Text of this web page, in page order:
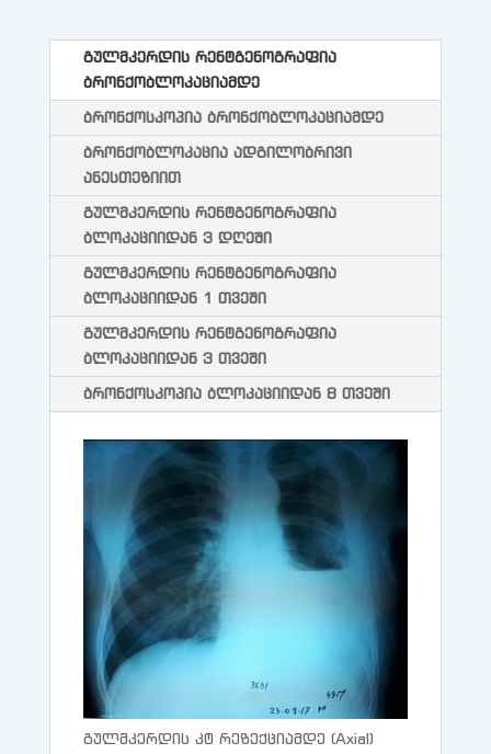
გულმკერდის რენტგენოგრაფია
ბრონქობლოკაციამდე
ბრონქოსკოპია ბრონქობლოკაციამდე
ბრონქობლოკაცია ადგილობრივი
ანესთეზიით
გულმკერდის რენტგენოგრაფია
ბლოკაციიდან 3 დღეში
გულმკერდის რენტგენოგრაფია
ბლოკაციიდან 1 თვეში
გულმკერდის რენტგენოგრაფია
ბლოკაციიდან 3 თვეში
ბრონქოსკოპია ბლოკაციიდან 8 თვეში
გულმკერდის კტ რეზექციამდე (Axial)